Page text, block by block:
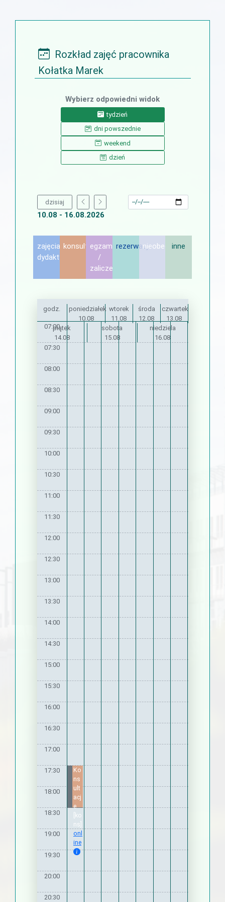
Rozkład zajęć pracownika
Kołatka Marek
Wybierz odpowiedni widok
tydzień
dni powszednie
weekend
dzień
dzisiaj
10.08 - 16.08.2026
zajęcia
dydaktyczne
konsultacjeegzamin
/
zaliczenie
rezerwacjenieobecność
inne
godz.
poniedziałek
10.08
wtorek
11.08
środa
12.08
czwartek
13.08
piątek
14.08
sobota
15.08
niedziela
16.08
07:00
07:30
08:00
08:30
09:00
09:30
10:00
10:30
11:00
11:30
12:00
12:30
13:00
13:30
14:00
14:30
15:00
15:30
16:00
16:30
17:00
17:30
Ko
ns
ult
acj
e
[ko
ns]
onl
ine
18:00
18:30
19:00
19:30
20:00
20:30